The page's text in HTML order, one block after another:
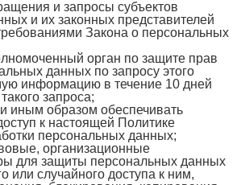
и запросы субъектов
и их законных представителей
Закона о персональных
орган по защите прав
данных по запросу этого
информацию в течение 10 дней
запроса;
иным образом обеспечивать
к настоящей Политике
персональных данных;
организационные
для защиты персональных данных
или случайного доступа к ним,